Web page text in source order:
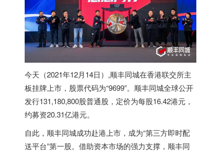
今天（2021年12月14日）,顺丰同城在香港联交所主
板挂牌上市，股票代码为“9699”。顺丰同城全球公开
发行131,180,800股普通股，定价为每股16.42港元，
约募资20.31亿港元。
自此，顺丰同城成功赴港上市，成为“第三方即时配
送平台”第一股。借助资本市场的强力支撑，顺丰同